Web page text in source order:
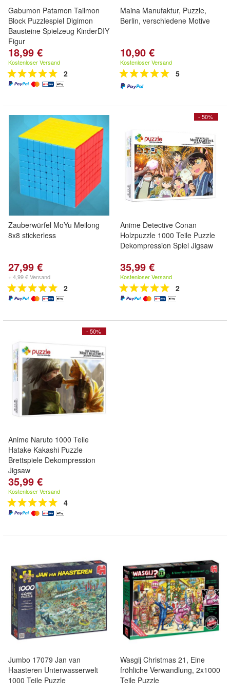
Gabumon Patamon Tailmon
Block Puzzlespiel Digimon
Bausteine Spielzeug KinderDIY
Figur
18,99 €
Kostenloser Versand
2
Maina Manufaktur, Puzzle,
Berlin, verschiedene Motive
10,90 €
Kostenloser Versand
5
Zauberwürfel MoYu Meilong
8x8 stickerless
27,99 €
+ 4,99 € Versand
2
- 50%
Anime Detective Conan
Holzpuzzle 1000 Teile Puzzle
Dekompression Spiel Jigsaw
35,99 €
Kostenloser Versand
2
- 50%
Anime Naruto 1000 Teile
Hatake Kakashi Puzzle
Brettspiele Dekompression
Jigsaw
35,99 €
Kostenloser Versand
4
Jumbo 17079 Jan van
Haasteren Unterwasserwelt
1000 Teile Puzzle
Wasgij Christmas 21, Eine
fröhliche Verwandlung, 2x1000
Teile Puzzle